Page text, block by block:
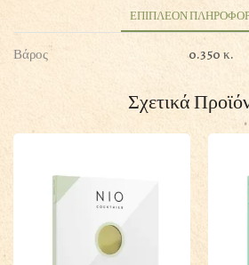
ΕΠΙΠΛΕΟΝ
Βάρος 0.350 κ.
Σχετικά